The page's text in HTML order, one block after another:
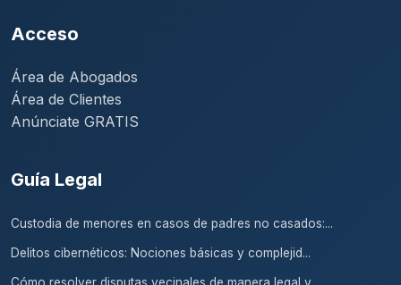
Acceso
Área de Abogados
Área de Clientes
Anúnciate GRATIS
Guía Legal
Custodia de menores en casos de padres no casados:...
Delitos cibernéticos: Nociones básicas y complejid...